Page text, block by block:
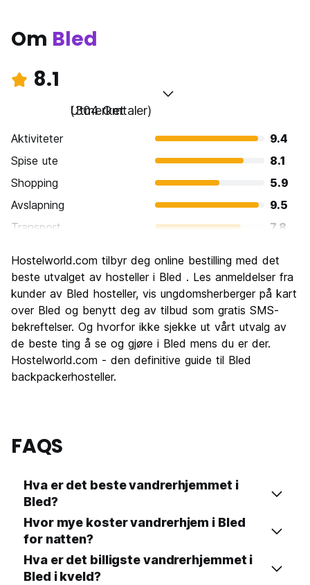
Om Bled
8.1
Utmerket
(304 Omtaler)
Aktiviteter
9.4
Spise ute
8.1
Shopping
5.9
Avslapning
9.5
Transport
7.8
Kultur
8.1
Feste
6.4
Verdi for pengene
8.5
Hostelworld.com tilbyr deg online bestilling med det
beste utvalget av hosteller i Bled . Les anmeldelser fra
kunder av Bled hosteller, vis ungdomsherberger på kart
over Bled og benytt deg av tilbud som gratis SMS-
bekreftelser. Og hvorfor ikke sjekke ut vårt utvalg av
de beste ting å se og gjøre i Bled mens du er der.
Hostelworld.com - den definitive guide til Bled
backpackerhosteller.
FAQS
Hva er det beste vandrerhjemmet i
Bled?
Hvor mye koster vandrerhjem i Bled
for natten?
Hva er det billigste vandrerhjemmet i
Bled i kveld?